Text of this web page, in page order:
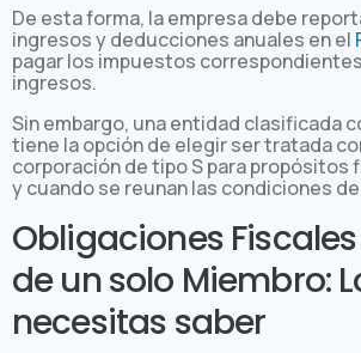
De esta forma, la empresa debe
ingresos y deducciones anuales en el
pagar los impuestos
ingresos.
Sin embargo, una entidad clasificada
tiene la opción de elegir ser tratada
corporación de tipo S para propósitos
y cuando se reunan las condiciones
Obligaciones
de un solo Miembro:
necesitas saber